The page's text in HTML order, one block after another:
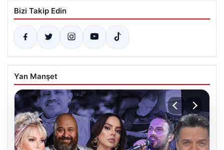
Bizi Takip Edin
Yan Manşet